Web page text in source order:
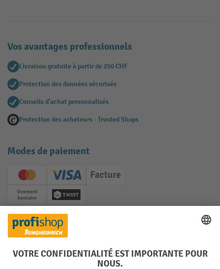
Vos avantages professionnels
Livraison gratuite à partir de 250 CHF
Protection des données sécurisée
Conseils d'achat personnalisés
Protection des acheteurs - Trusted Shops
Modes de paiement
Creditcard (Master)Creditcard (Visa)
Facture
Paiement anticipé
Twint
Réseaux sociaux
Facebook
YouTube
LinkedIn
Instagram